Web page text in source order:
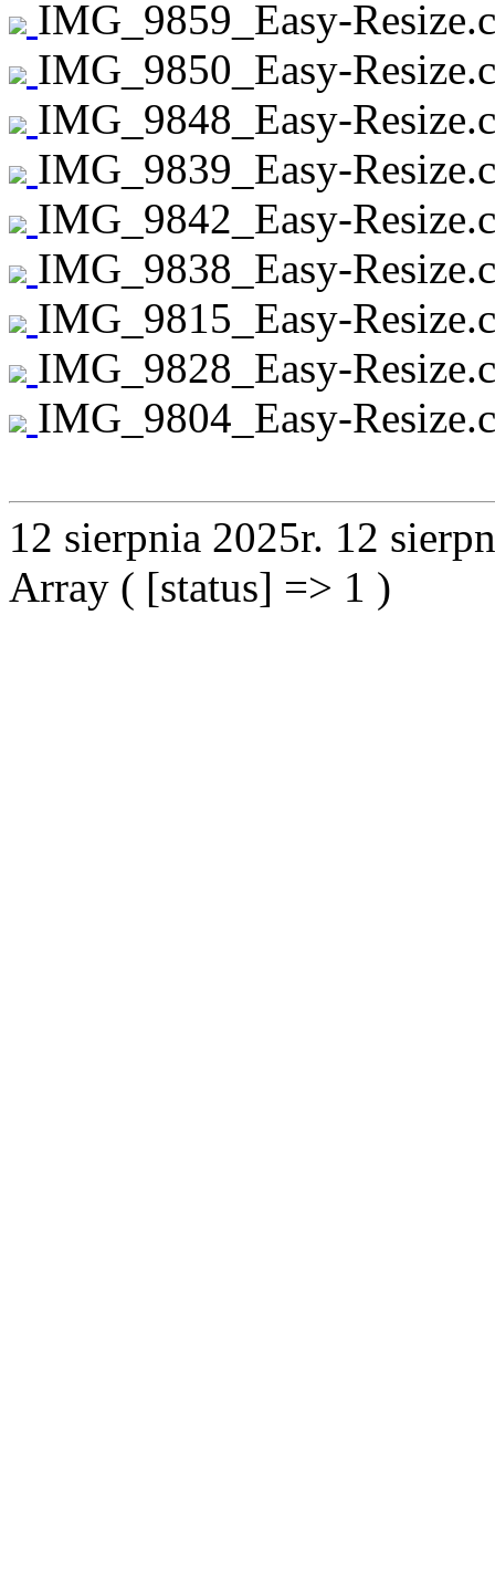
IMG_9859_Easy-
IMG_9850_Easy-
IMG_9848_Easy-
IMG_9839_Easy-
IMG_9842_Easy-
IMG_9838_Easy-
IMG_9815_Easy-
IMG_9828_Easy-
IMG_9804_Easy-
12 sierpnia 2025r. 12
Array ( [status] => 1 )